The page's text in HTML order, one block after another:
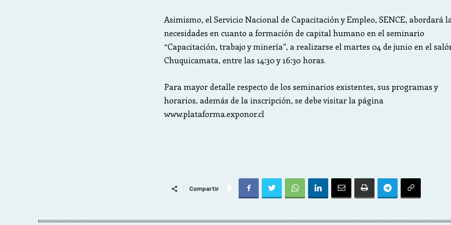
Asimismo, el Servicio Nacional de Capacitación y Empleo, SENCE, abordará
necesidades en cuanto a formación de capital humano en el seminario
“Capacitación, trabajo y minería”, a realizarse el martes 04 de junio en el
Chuquicamata, entre las 14:30 y 16:30 horas.
Para mayor detalle respecto de los seminarios existentes, sus programas y
horarios, además de la inscripción, se debe visitar la página
www.plataforma.exponor.cl
Compartir